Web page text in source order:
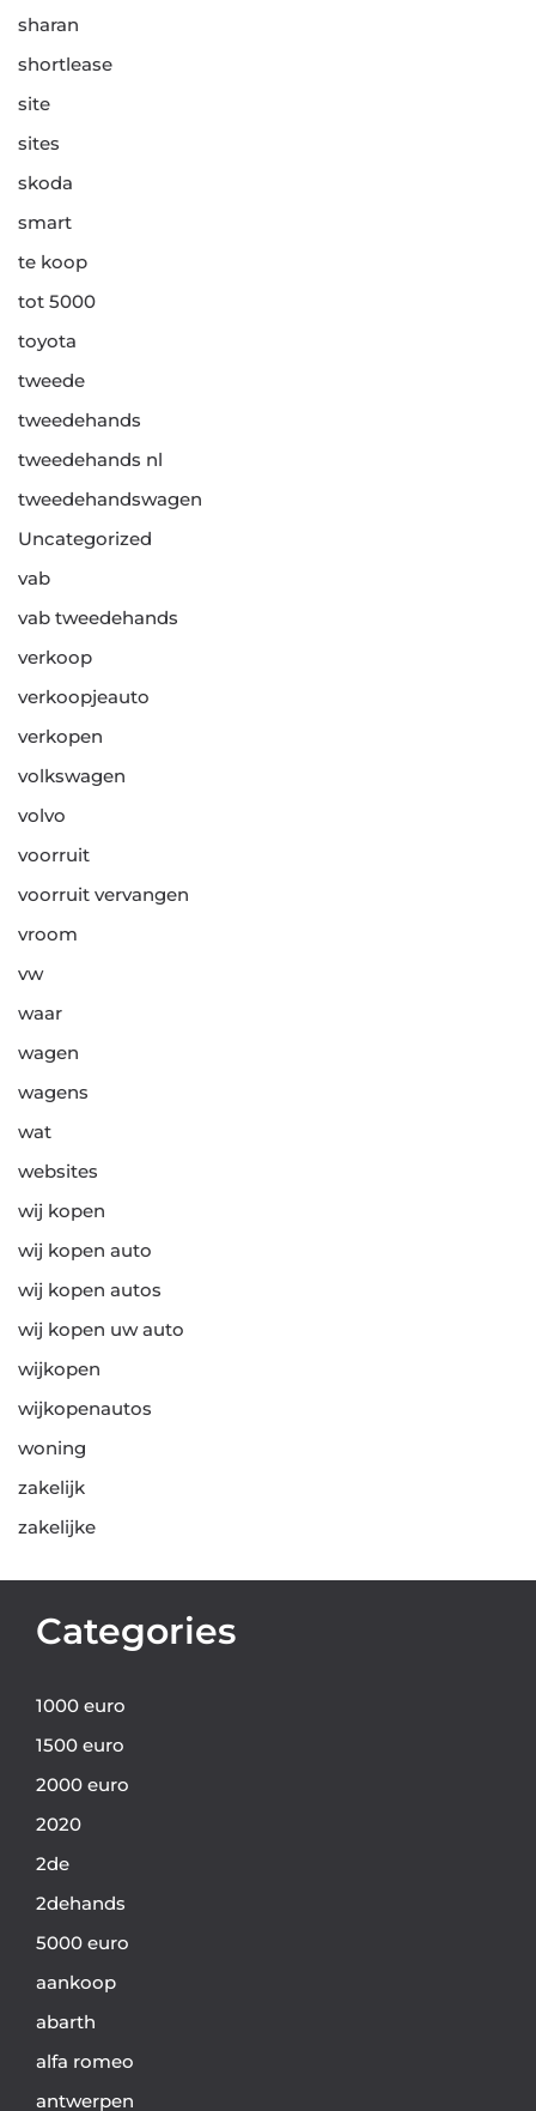
sharan
shortlease
site
sites
skoda
smart
te koop
tot 5000
toyota
tweede
tweedehands
tweedehands nl
tweedehandswagen
Uncategorized
vab
vab tweedehands
verkoop
verkoopjeauto
verkopen
volkswagen
volvo
voorruit
voorruit vervangen
vroom
vw
waar
wagen
wagens
wat
websites
wij kopen
wij kopen auto
wij kopen autos
wij kopen uw auto
wijkopen
wijkopenautos
woning
zakelijk
zakelijke
Categories
1000 euro
1500 euro
2000 euro
2020
2de
2dehands
5000 euro
aankoop
abarth
alfa romeo
antwerpen